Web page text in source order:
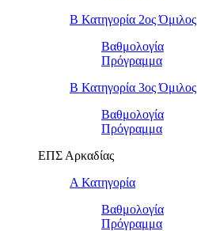
Β Κατηγορία 2ος Όμιλος
Βαθμολογία
Πρόγραμμα
Β Κατηγορία 3ος Όμιλος
Βαθμολογία
Πρόγραμμα
ΕΠΣ Αρκαδίας
Α Κατηγορία
Βαθμολογία
Πρόγραμμα